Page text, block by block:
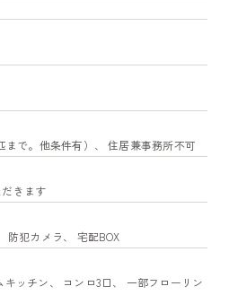
まで。他条件有）、 住居兼事務所不可
きます
防犯カメラ、 宅配BOX
ッチン、 コンロ3口、 一部フローリン